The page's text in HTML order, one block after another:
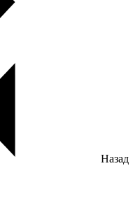
Назад